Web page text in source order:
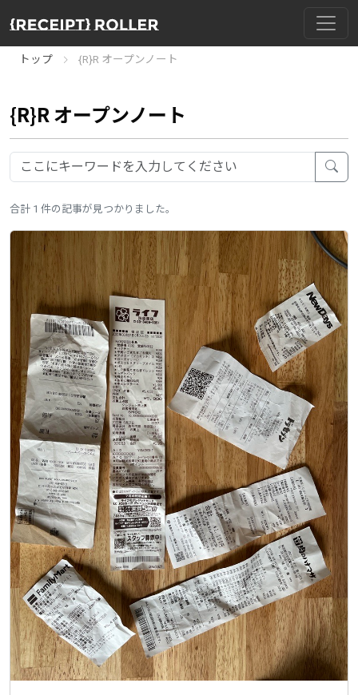
トップ {R}R オープンノート
{R}R オープンノート
合計 1 件の記事が見つかりました。